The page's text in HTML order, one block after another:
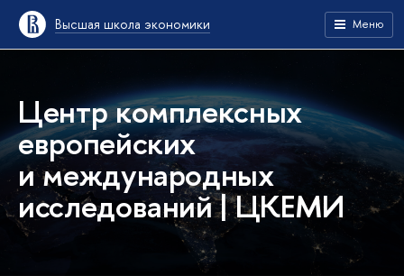
Высшая школа экономики Меню
Центр комплексных
европейских
и международных
исследований | ЦКЕМИ